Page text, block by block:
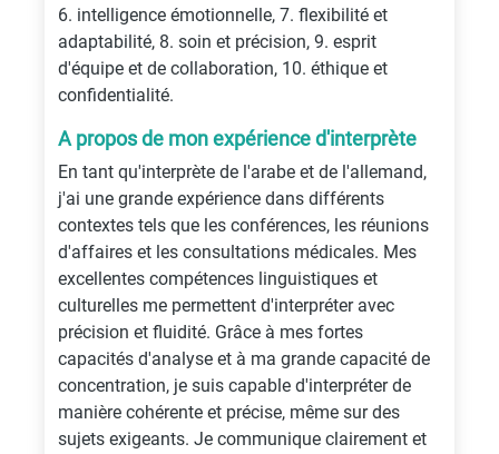
6. intelligence émotionnelle, 7. flexibilité et
adaptabilité, 8. soin et précision, 9. esprit
d'équipe et de collaboration, 10. éthique et
confidentialité.
A propos de mon expérience d'interprète
En tant qu'interprète de l'arabe et de l'allemand,
j'ai une grande expérience dans différents
contextes tels que les conférences, les réunions
d'affaires et les consultations médicales. Mes
excellentes compétences linguistiques et
culturelles me permettent d'interpréter avec
précision et fluidité. Grâce à mes fortes
capacités d'analyse et à ma grande capacité de
concentration, je suis capable d'interpréter de
manière cohérente et précise, même sur des
sujets exigeants. Je communique clairement et